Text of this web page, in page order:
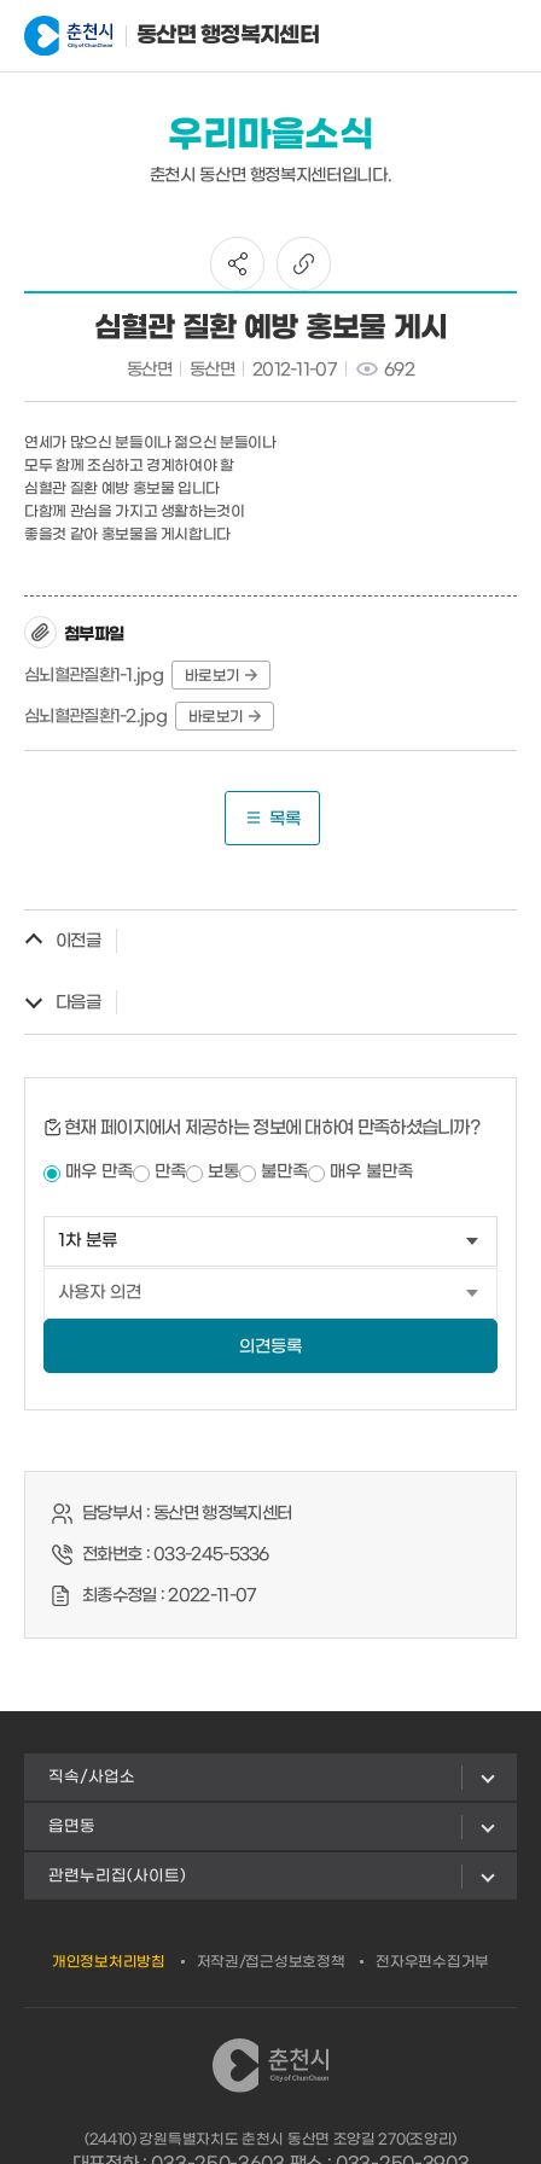
동산면 행정복지센터
우리마을소식
춘천시 동산면 행정복지센터입니다.
심혈관 질환 예방 홍보물 게시
동산면 동산면 2012-11-07 692
연세가 많으신 분들이나 젊으신 분들이나
모두 함께 조심하고 경계하여야 할
심혈관 질환 예방 홍보물 입니다
다함께 관심을 가지고 생활하는것이
좋을것 같아 홍보물을 게시합니다
첨부파일
심뇌혈관질환1-1.jpg
바로보기
심뇌혈관질환1-2.jpg 바로보기
목록
이전글
다음글
현재 페이지에서 제공하는 정보에 대하여 만족하셨습니까?
매우 만족 만족 보통 불만족 매우 불만족
의견등록
담당부서 :동산면 행정복지센터
전화번호 :033-245-5336
최종수정일 :2022-11-07
직속/사업소
읍면동
관련누리집(사이트)
개인정보처리방침 저작권/접근성보호정책 전자우편수집거부
(24410) 강원특별자치도 춘천시 동산면 조양길 270(조양리)